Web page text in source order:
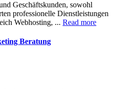
Geschäftskunden, sowohl
professionelle Dienstleistungen
Webhosting, ... Read more
Beratung